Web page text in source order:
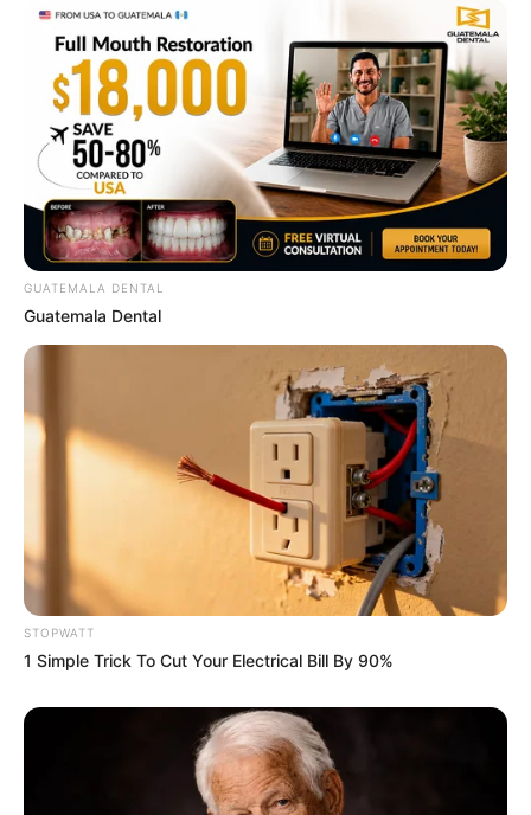
6 ราศี คว้าโชคใหญ่ส่งท้ายปี งวดวันที่ 16 ธ.ค. 63 กับ อ.แมน พลัง
8 ธ.ค. 2020
ดาวยกย้าย 6 ราศีมีลุ้น โชคใหญ่งวดวันที่ 1 ธ.ค. 63 กับ อ.แมน พลัง
GUATEMALA DENTAL
Guatemala Dental
STOPWATT
1 Simple Trick To Cut Your Electrical Bill By 90%